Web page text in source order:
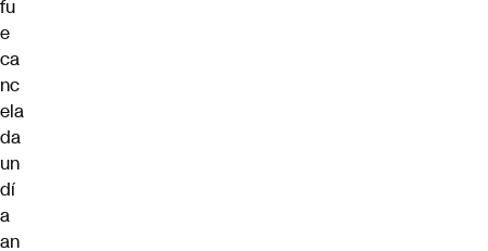
fu
e
ca
nc
ela
da
un
dí
a
an